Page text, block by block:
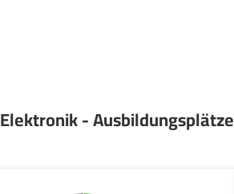
Elektronik - Ausbildungsplätze